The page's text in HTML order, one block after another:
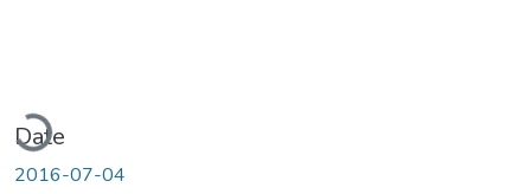
Date
2016-07-04